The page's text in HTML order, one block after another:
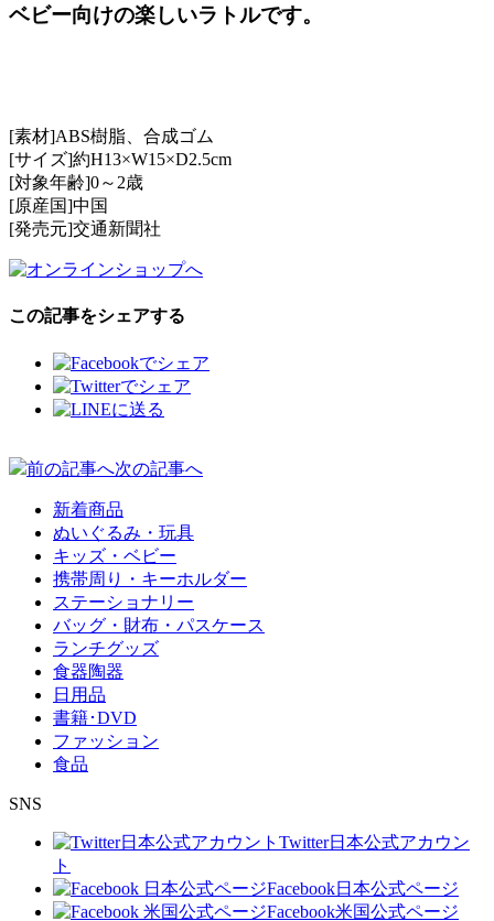
ベビー向けの楽しいラトルです。
[素材]ABS樹脂、合成ゴム
[サイズ]約H13×W15×D2.5cm
[対象年齢]0～2歳
[原産国]中国
[発売元]交通新聞社
この記事をシェアする
投前の記事へ次の記事へ
新着商品
ぬいぐるみ・玩具
キッズ・ベビー
携帯周り・キーホルダー
ステーショナリー
バッグ・財布・パスケース
ランチグッズ
食器陶器
日用品
書籍･DVD
ファッション
食品
SNS
Twitter日本公式アカウン
ト
Facebook日本公式ページ
Facebook米国公式ページ